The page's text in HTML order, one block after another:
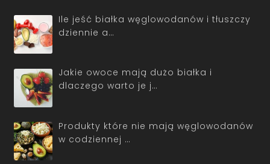
Ile jeść białka węglowodanów i tłuszczy
dziennie a…
Jakie owoce mają dużo białka i
dlaczego warto je j…
Produkty które nie mają węglowodanów
w codziennej …